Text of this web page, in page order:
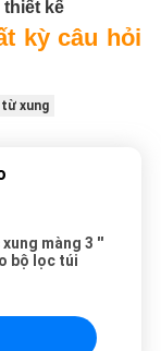
kế
kỳ câu hỏi
xung
màng 3 ''
bộ lọc túi